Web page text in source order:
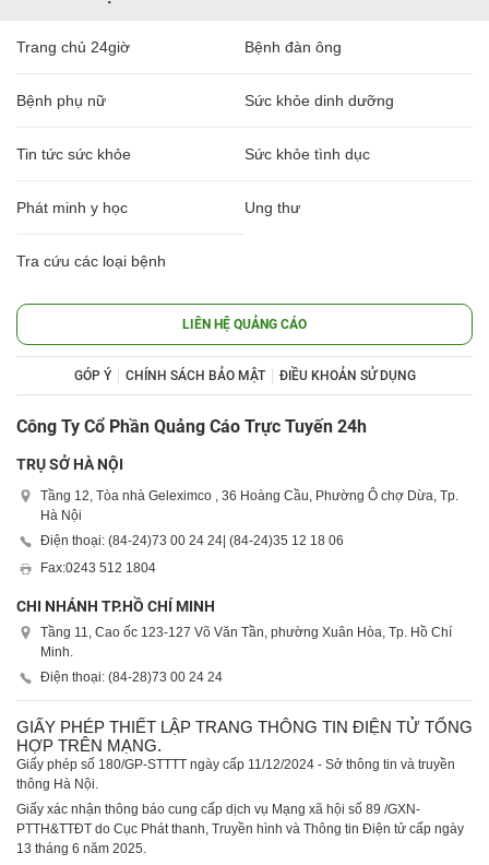
Trang chủ 24giờ Bệnh đàn ông
Bệnh phụ nữ Sức khỏe dinh dưỡng
Tin tức sức khỏe Sức khỏe tình dục
Phát minh y học Ung thư
Tra cứu các loại bệnh
LIÊN HỆ QUẢNG CÁO
GÓP Ý CHÍNH SÁCH BẢO MẬT ĐIỀU KHOẢN SỬ DỤNG
Công Ty Cổ Phần Quảng Cáo Trực Tuyến 24h
TRỤ SỞ HÀ NỘI
Tầng 12, Tòa nhà Geleximco , 36 Hoàng Cầu, Phường Ô chợ Dừa, Tp.
Hà Nội
Điện thoại: (84-24)73 00 24 24 | (84-24)35 12 18 06
Fax:0243 512 1804
CHI NHÁNH TP.HỒ CHÍ MINH
Tầng 11, Cao ốc 123-127 Võ Văn Tần, phường Xuân Hòa, Tp. Hồ Chí
Minh.
Điện thoại: (84-28)73 00 24 24
GIẤY PHÉP THIẾT LẬP TRANG THÔNG TIN ĐIỆN TỬ TỔNG
HỢP TRÊN MẠNG.
Giấy phép số 180/GP-STTTT ngày cấp 11/12/2024 - Sở thông tin và truyền
thông Hà Nội.
Giấy xác nhận thông báo cung cấp dịch vụ Mạng xã hội số 89 /GXN-
PTTH&TTĐT do Cục Phát thanh, Truyền hình và Thông tin Điện tử cấp ngày
13 tháng 6 năm 2025.